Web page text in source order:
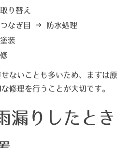
り替え
つなぎ目 → 防水処理
装
ないことも多いため、まずは原
修理を行うことが大切です。
漏りしたとき